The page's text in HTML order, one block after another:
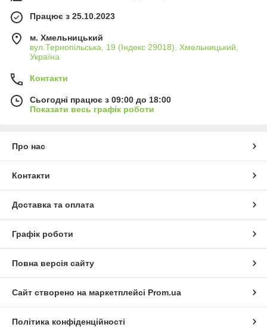
Працює з 25.10.2023
м. Хмельницький
вул.Тернопільська, 19 (Індекс 29018), Хмельницький,
Україна
Контакти
Сьогодні працює з 09:00 до 18:00
Показати весь графік роботи
Про нас
Контакти
Доставка та оплата
Графік роботи
Повна версія сайту
Сайт створено на маркетплейсі Prom.ua
Політика конфіденційності